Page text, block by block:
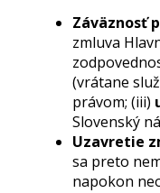
Záväznosť
zmluva
(vrátane
právom; (iii)
Slovenský
Uzavretie
sa preto
napokon